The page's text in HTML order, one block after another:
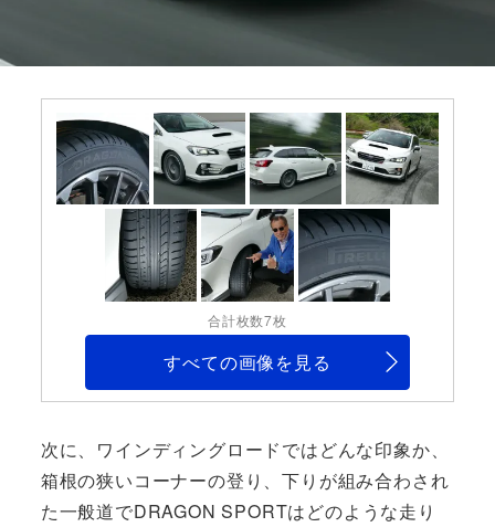
合計枚数7枚
すべての画像を見る
次に、ワインディングロードではどんな印象か、
箱根の狭いコーナーの登り、下りが組み合わされ
た一般道でDRAGON SPORTはどのような走り